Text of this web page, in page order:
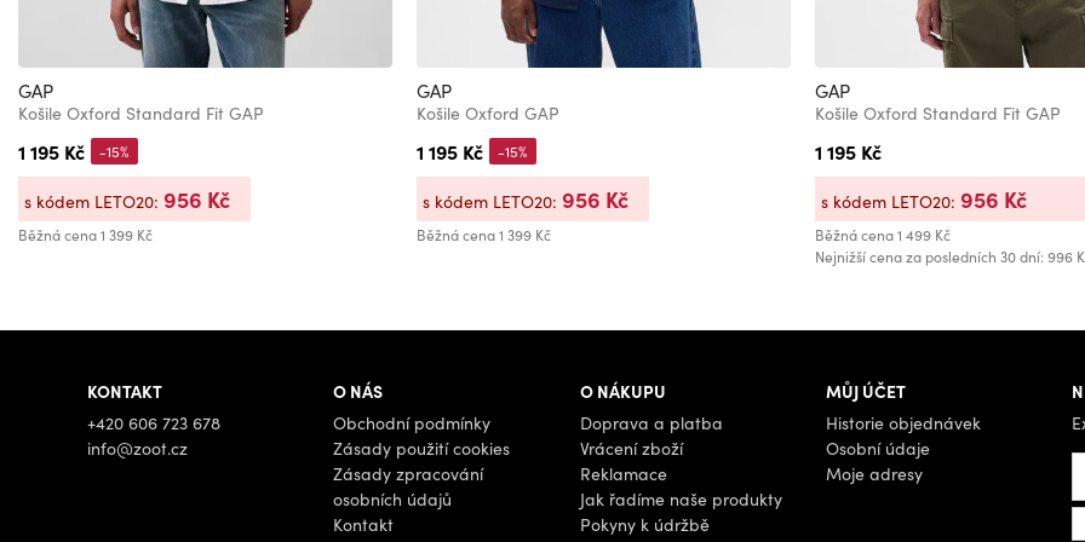
GAP
Košile Oxford Standard Fit GAP
1 195 Kč
Běžná cena1 399 Kč
-15%
s kódem LETO20: 956 Kč
GAP
Košile Oxford GAP
1 195 Kč
Běžná cena1 399 Kč
-15%
s kódem LETO20: 956 Kč
GAP
Košile Oxford Standard Fit GAP
1 195 Kč
Běžná cena1 499 Kč
Nejnižší cena za posledních 30 dní: 996
s kódem LETO20: 956 Kč
KONTAKT
+420 606 723 678
info@zoot.cz
O NÁS
Obchodní podmínky
Zásady použití cookies
Zásady zpracování
osobních údajů
Kontakt
O NÁKUPU
Doprava a platba
Vrácení zboží
Reklamace
Jak řadíme naše produkty
Pokyny k údržbě
MŮJ ÚČET
Historie objednávek
Osobní údaje
Moje adresy